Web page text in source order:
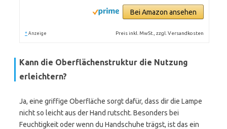
Bei Amazon ansehen
* Anzeige Preis inkl. MwSt., zzgl. Versandkosten
Kann die Oberflächenstruktur die Nutzung
erleichtern?
Ja, eine griffige Oberfläche sorgt dafür, dass dir die Lampe
nicht so leicht aus der Hand rutscht. Besonders bei
Feuchtigkeit oder wenn du Handschuhe trägst, ist das ein